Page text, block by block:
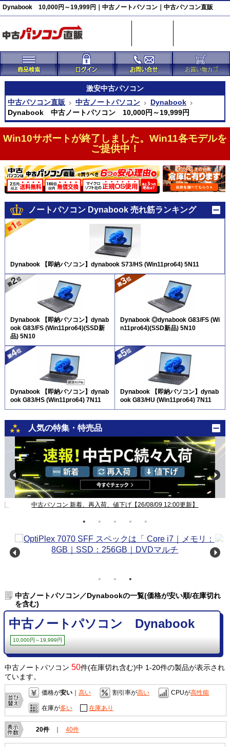
Dynabook 10,000円～19,999円｜中古ノートパソコン｜中古パソコン直販
激安中古パソコン
中古パソコン直販
中古ノートパソコン
Dynabook
Dynabook 中古ノートパソコン 10,000円～19,999円
Win10サポートが終了しました。Win11各モデルを
ご提供中！
ノートパソコン Dynabook 売れ筋ランキング
Dynabook 【即納パソコン】dynabook S73/HS (Win11pro64) 5N11
Dynabook 【即納パソコン】dynab
ook G83/FS (Win11pro64)(SSD新
品) 5N10
Dynabook ◎dynabook G83/FS (Wi
n11pro64)(SSD新品) 5N10
Dynabook 【即納パソコン】dynab
ook G83/HS (Win11pro64) 7N11
Dynabook 【即納パソコン】dynab
ook G83/HU (Win11pro64) 7N11
人気の特集・特売品
中古パソコン 新着、再入荷、値下げ【26/08/09 12:00更新】
中古ノートパソコン／Dynabookの一覧(価格が安い順/在庫切れ
を含む)
中古ノートパソコン Dynabook
10,000円～19,999円
中古ノートパソコン 50件(在庫切れ含む)中 1-20件の製品が表示され
ています。
価格が安い｜ 高い 割引率が高い CPUが高性能
在庫が多い 在庫あり
20件 ｜ 40件